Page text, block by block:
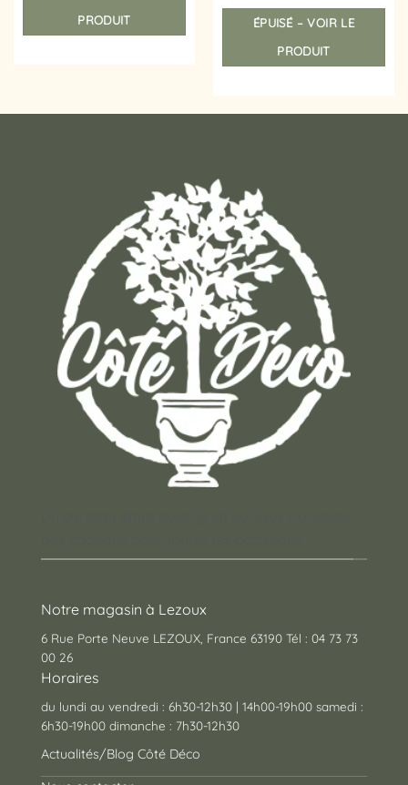
PRODUIT
ÉPUISÉ – VOIR LE
PRODUIT
Notre magasin à Lezoux
6 Rue Porte Neuve LEZOUX, France 63190 Tél : 04 73 73
00 26
Horaires
du lundi au vendredi : 6h30-12h30 | 14h00-19h00 samedi :
6h30-19h00 dimanche : 7h30-12h30
Actualités/Blog Côté Déco